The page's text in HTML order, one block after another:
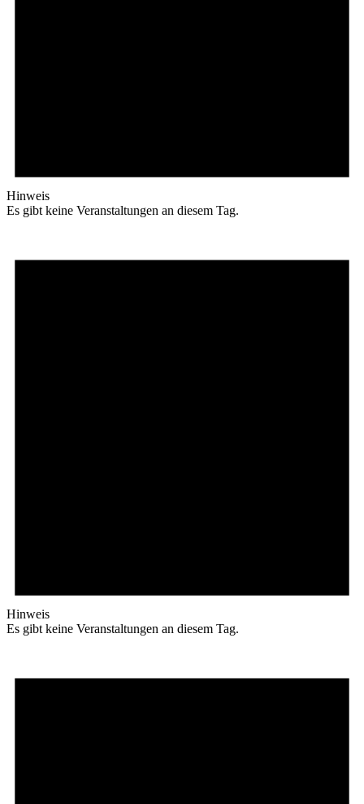
Hinweis
Es gibt keine Veranstaltungen an diesem Tag.
Hinweis
Es gibt keine Veranstaltungen an diesem Tag.